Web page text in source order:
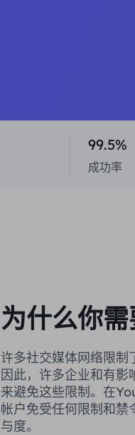
99.5%
成功率
为什么你
许多社交媒体网络限制
因此，许多企业和有
来避免这些限制。在
帐户免受任何限制和禁
与度。